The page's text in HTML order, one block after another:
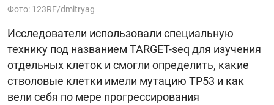
Фото: 123RF/dmitryag
Исследователи использовали специальную
технику под названием TARGET-seq для изучения
отдельных клеток и смогли определить, какие
стволовые клетки имели мутацию TP53 и как
вели себя по мере прогрессирования